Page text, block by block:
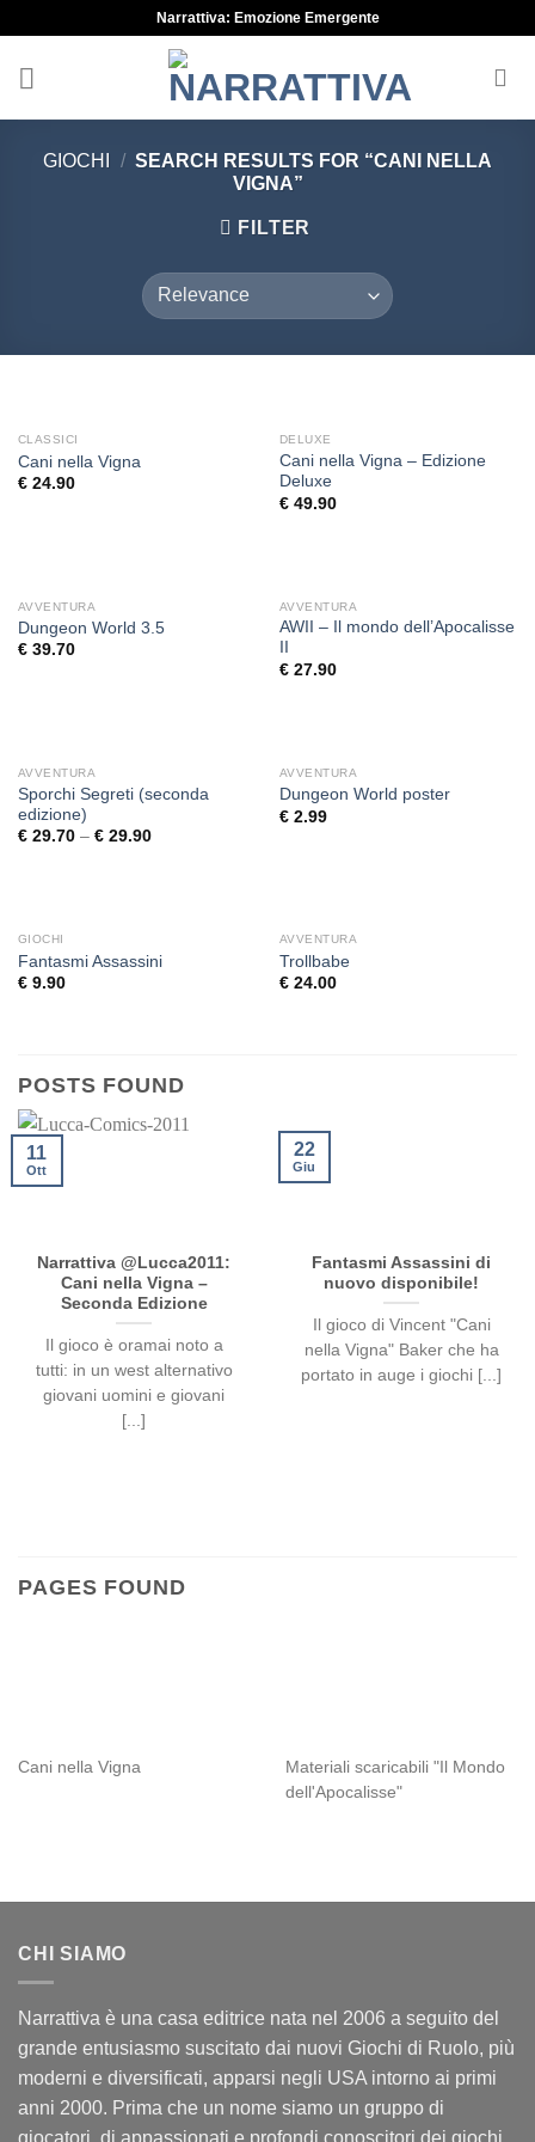
content
Narrattiva: Emozione Emergente
GIOCHI / SEARCH RESULTS FOR “CANI NELLA
VIGNA”
FILTER
CLASSICI
Cani nella Vigna
€24.90
OUT OF STOCK
DELUXE
Cani nella Vigna – Edizione
Deluxe
€49.90
AVVENTURA
Dungeon World 3.5
€39.70
AVVENTURA
AWII – Il mondo dell’Apocalisse
€27.90
AVVENTURA
Sporchi Segreti (seconda
edizione)
€29.70– €29.90
AVVENTURA
Dungeon World poster
€2.99
GIOCHI
Fantasmi Assassini
€9.90
AVVENTURA
Trollbabe
€24.00
POSTS FOUND
Narrattiva @Lucca2011:
Cani nella Vigna –
Seconda Edizione
Il gioco è oramai noto a
tutti: in un west alternativo
giovani uomini e giovani
[...]
11
Ott
Fantasmi Assassini di
nuovo disponibile!
Il gioco di Vincent "Cani
nella Vigna" Baker che ha
portato in auge i giochi [...]
22
Giu
PAGES FOUND
Cani nella Vigna
Materiali scaricabili "Il Mondo
dell'Apocalisse"
CHI SIAMO
Narrattiva è una casa editrice nata nel 2006 a seguito del
grande entusiasmo suscitato dai nuovi Giochi di Ruolo, più
moderni e diversificati, apparsi negli USA intorno ai primi
anni 2000. Prima che un nome siamo un gruppo di